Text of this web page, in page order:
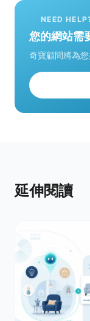
NEED
您的網站需
奇寶顧問將為
延伸閱讀